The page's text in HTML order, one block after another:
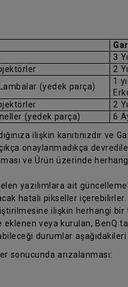
3 Yıl
2 Yıl
(yedek parça)
1
2 Yıl
(yedek parça)
6
ilişkin kanıtınızdır
onaylanmadıkça
ve Ürün üzerinde
yazılımlara ait
hatalı pikseller
ilişkin herhangi bir
eklenen veya kurulan, BenQ
durumlar
sonucunda arızalanması: